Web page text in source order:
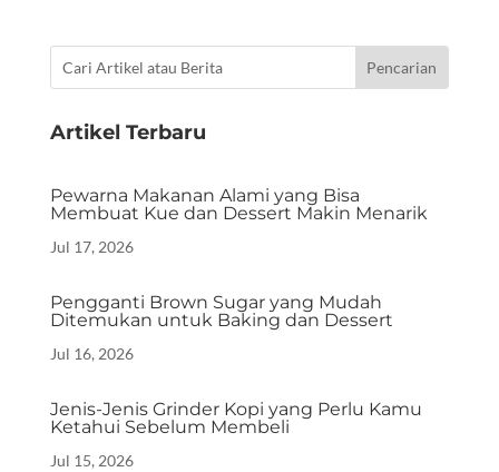
Artikel Terbaru
Pewarna Makanan Alami yang Bisa
Membuat Kue dan Dessert Makin Menarik
Jul 17, 2026
Pengganti Brown Sugar yang Mudah
Ditemukan untuk Baking dan Dessert
Jul 16, 2026
Jenis-Jenis Grinder Kopi yang Perlu Kamu
Ketahui Sebelum Membeli
Jul 15, 2026